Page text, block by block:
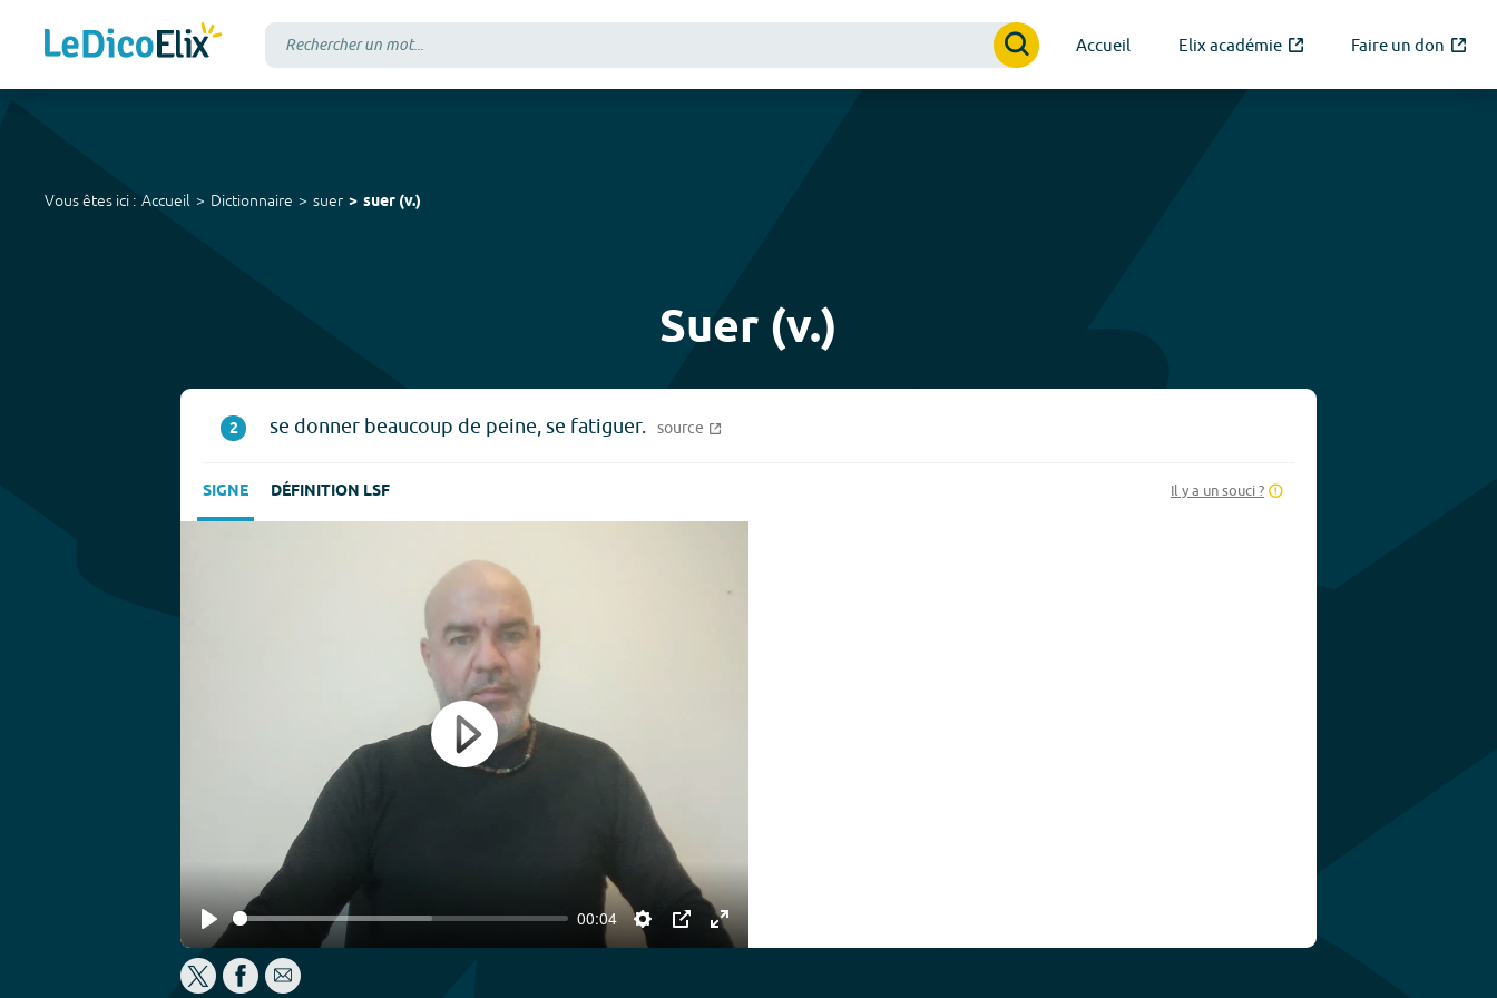
Accueil Elix académie Faire un don
Vous êtes ici : Accueil Dictionnaire suer suer (v.)
Suer (v.)
2 se donner beaucoup de peine, se fatiguer. source
SIGNE DÉFINITION LSF Il y a un souci ?
Play
00:04
Settings
PIP Enter
Play